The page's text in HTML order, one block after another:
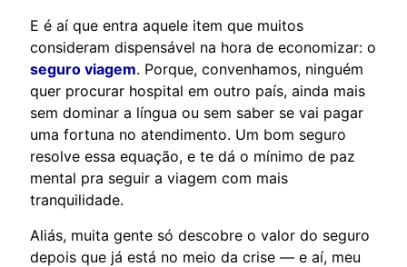
E é aí que entra aquele item que muitos
consideram dispensável na hora de economizar: o
seguro viagem. Porque, convenhamos, ninguém
quer procurar hospital em outro país, ainda mais
sem dominar a língua ou sem saber se vai pagar
uma fortuna no atendimento. Um bom seguro
resolve essa equação, e te dá o mínimo de paz
mental pra seguir a viagem com mais
tranquilidade.
Aliás, muita gente só descobre o valor do seguro
depois que já está no meio da crise — e aí, meu